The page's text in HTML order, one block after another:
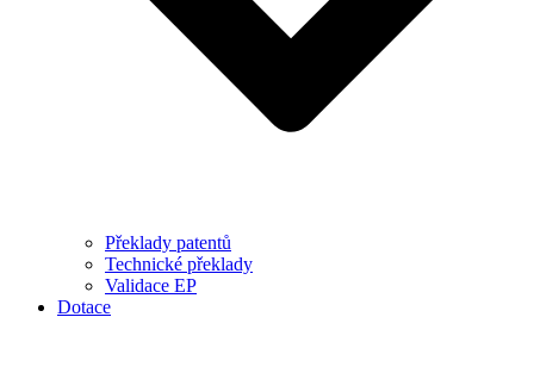
Překlady patentů
Technické překlady
Validace EP
Dotace